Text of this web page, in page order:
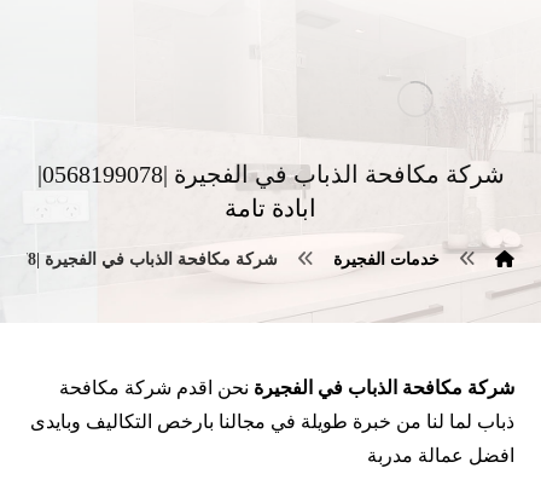
شركة مكافحة الذباب في الفجيرة |0568199078|
ابادة تامة
خدمات الفجيرة شركة مكافحة الذباب في الفجيرة |0568199078| ابادة تامة
شركة مكافحة الذباب في الفجيرة نحن اقدم شركة مكافحة
ذباب لما لنا من خبرة طويلة في مجالنا بارخص التكاليف وبايدى
افضل عمالة مدربة